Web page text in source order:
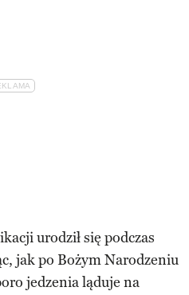
urodził się podczas
jak po Bożym Narodzeniu
jedzenia ląduje na